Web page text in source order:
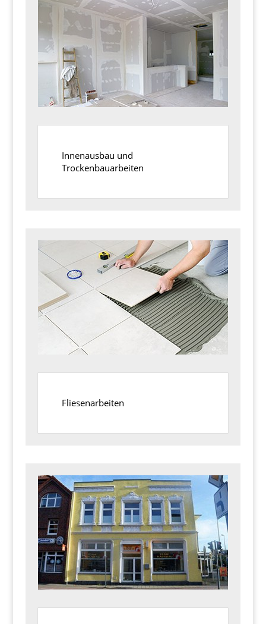
Innenausbau und
Trockenbauarbeiten
Fliesenarbeiten